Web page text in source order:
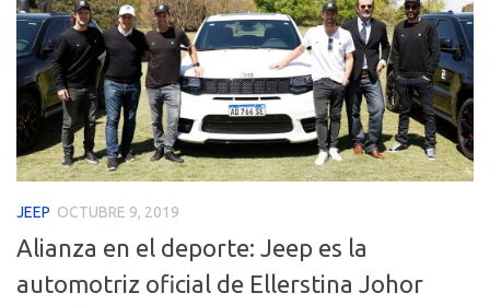
JEEP OCTUBRE 9, 2019
Alianza en el deporte: Jeep es la
automotriz oficial de Ellerstina Johor